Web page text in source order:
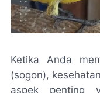
Ketika Anda
(sogon),
aspek penting